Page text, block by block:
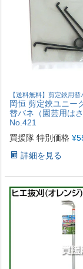
【送料無料】剪定鋏用替
岡恒 剪定鋏ユニー
替バネ（園芸用はさ
No.421
買援隊 特別価格 ¥
詳細を見る